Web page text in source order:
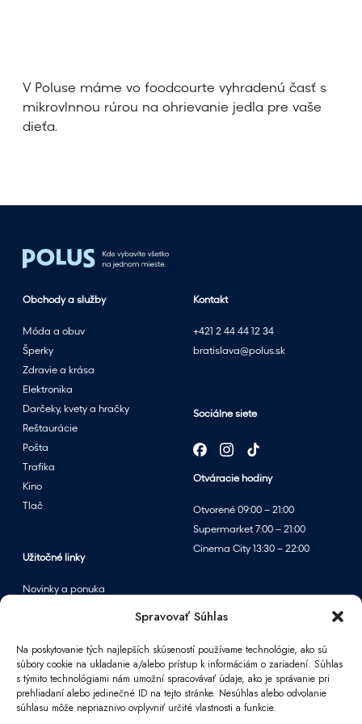
Spravovať Súhlas
Na poskytovanie tých najlepších skúseností používame technológie, ako sú
súbory cookie na ukladanie a/alebo prístup k informáciám o zariadení. Súhlas
s týmito technológiami nám umožní spracovávať údaje, ako je správanie pri
prehliadaní alebo jedinečné ID na tejto stránke. Nesúhlas alebo odvolanie
súhlasu môže nepriaznivo ovplyvniť určité vlastnosti a funkcie.
V Poluse máme vo foodcourte vyhradenú časť s
mikrovlnnou rúrou na ohrievanie jedla pre vaše
dieťa.
Kontakt
+421 2 44 44 12 34
bratislava@polus.sk
Sociálne siete
Otváracie hodiny
Otvorené 09:00 – 21:00
Supermarket 7:00 – 21:00
Cinema City 13:30 – 22:00
Obchody a služby
Móda a obuv
Šperky
Zdravie a krása
Elektronika
Darčeky, kvety a hračky
Reštaurácie
Pošta
Trafika
Kino
Tlač
Užitočné linky
Novinky a ponuka
Informácie
Kontakt